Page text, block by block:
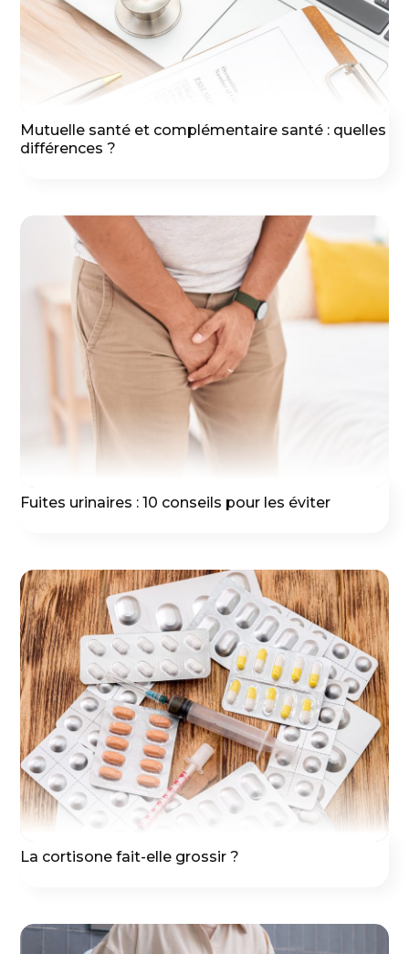
Mutuelle santé et complémentaire santé : quelles
différences ?
Fuites urinaires : 10 conseils pour les éviter
La cortisone fait-elle grossir ?